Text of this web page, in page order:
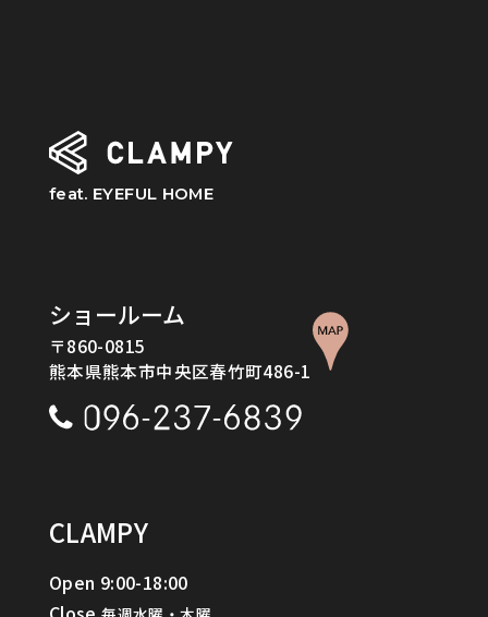
Go to CLAMPY
feat. EYEFUL HOME
ショールーム
〒860-0815
熊本県熊本市中央区春竹町486-1
CLAMPY
Open 9:00-18:00